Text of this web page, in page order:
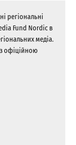
регіональні
Fund Nordic в
медіа.
з офіційною